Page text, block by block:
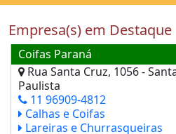
Empresa(s) em Destaque
Coifas Paraná
Rua Santa Cruz, 1056 -
Paulista
11 96909-4812
Calhas e Coifas
Lareiras e Churrasqueiras